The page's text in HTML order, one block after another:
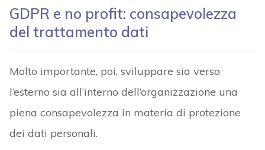
GDPR e no profit: consapevolezza
del trattamento dati
Molto importante, poi, sviluppare sia verso
l’esterno sia all’interno dell’organizzazione una
piena consapevolezza in materia di protezione
dei dati personali.